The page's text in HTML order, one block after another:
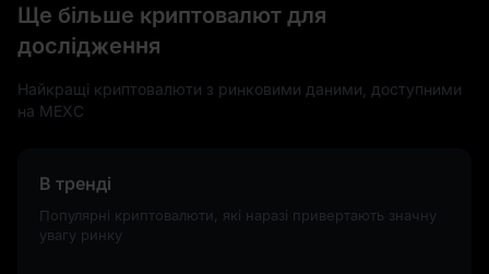
Ще більше криптовалют для
дослідження
Найкращі криптовалюти з ринковими даними, доступними
на MEXC
В тренді
Популярні криптовалюти, які наразі привертають значну
увагу ринку